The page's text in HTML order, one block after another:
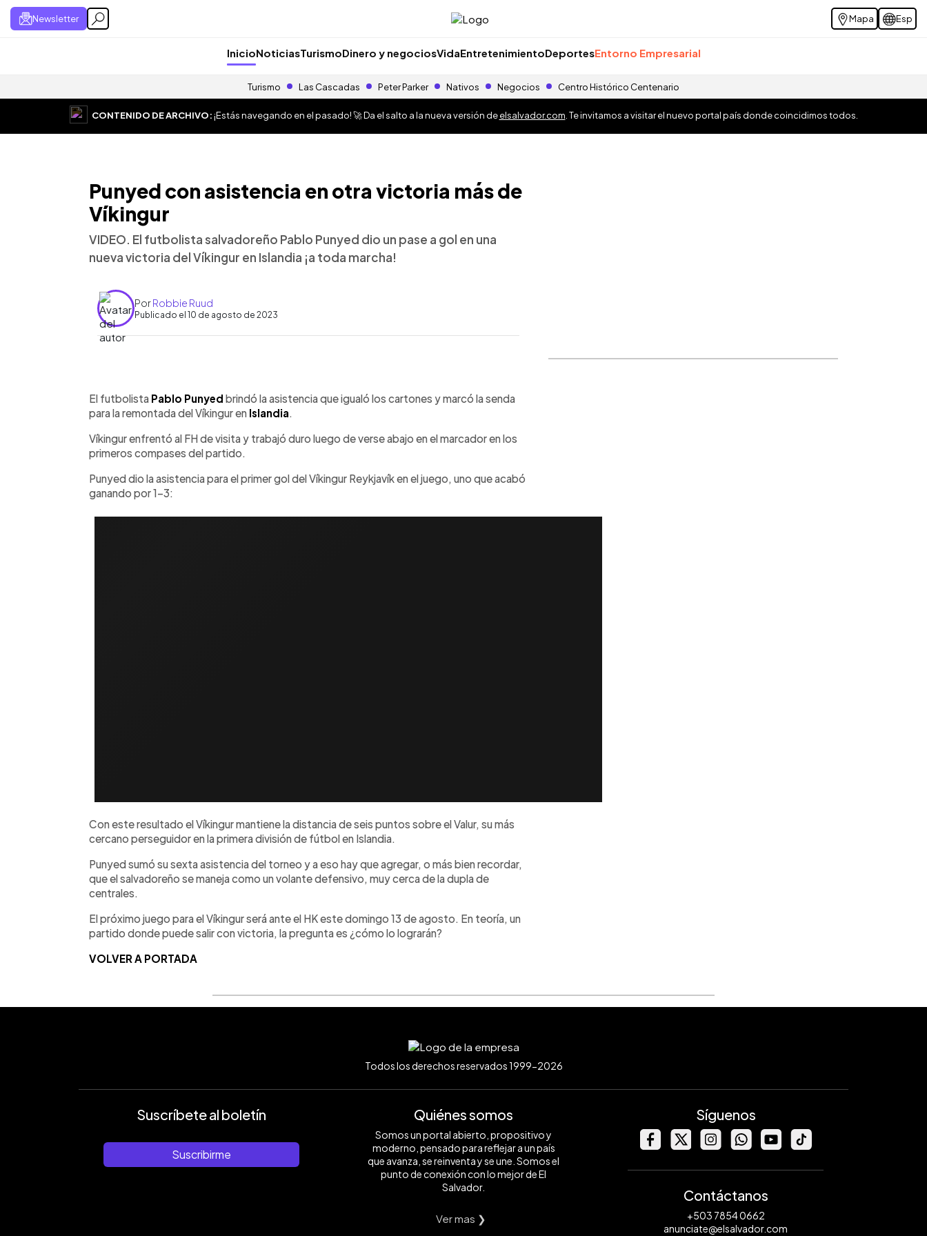
Newsletter Mapa Esp
InicioNoticiasTurismoDinero y negociosVidaEntretenimientoDeportesEntorno Empresarial
Turismo Las Cascadas Peter Parker Nativos Negocios Centro Histórico Centenario
CONTENIDO DE ARCHIVO:¡Estás navegando en el pasado! 🚀 Da el salto a la nueva versión deelsalvador.com . Te invitamos a visitar el nuevo portal país donde coincidimos todos.
Punyed con asistencia en otra victoria más de
Víkingur
VIDEO. El futbolista salvadoreño Pablo Punyed dio un pase a gol en una
nueva victoria del Víkingur en Islandia ¡a toda marcha!
PorRobbie Ruud
Publicado el 10 de agosto de 2023
► Escuchar artículo
El futbolista Pablo Punyed brindó la asistencia que igualó los cartones y marcó la senda
para la remontada del Víkingur en Islandia.
Víkingur enfrentó al FH de visita y trabajó duro luego de verse abajo en el marcador en los
primeros compases del partido.
Punyed dio la asistencia para el primer gol del Víkingur Reykjavík en el juego, uno que acabó
ganando por 1-3:
Con este resultado el Víkingur mantiene la distancia de seis puntos sobre el Valur, su más
cercano perseguidor en la primera división de fútbol en Islandia.
Punyed sumó su sexta asistencia del torneo y a eso hay que agregar, o más bien recordar,
que el salvadoreño se maneja como un volante defensivo, muy cerca de la dupla de
centrales.
El próximo juego para el Víkingur será ante el HK este domingo 13 de agosto. En teoría, un
partido donde puede salir con victoria, la pregunta es ¿cómo lo lograrán?
VOLVER A PORTADA
Todos los derechos reservados 1999-2026
Suscríbete al boletín
Suscribirme
Quiénes somos
Somos un portal abierto, propositivo y
moderno, pensado para reflejar a un país
que avanza, se reinventa y se une. Somos el
punto de conexión con lo mejor de El
Salvador.
Ver mas ❯
Síguenos
Contáctanos
+503 7854 0662
anunciate@elsalvador.com